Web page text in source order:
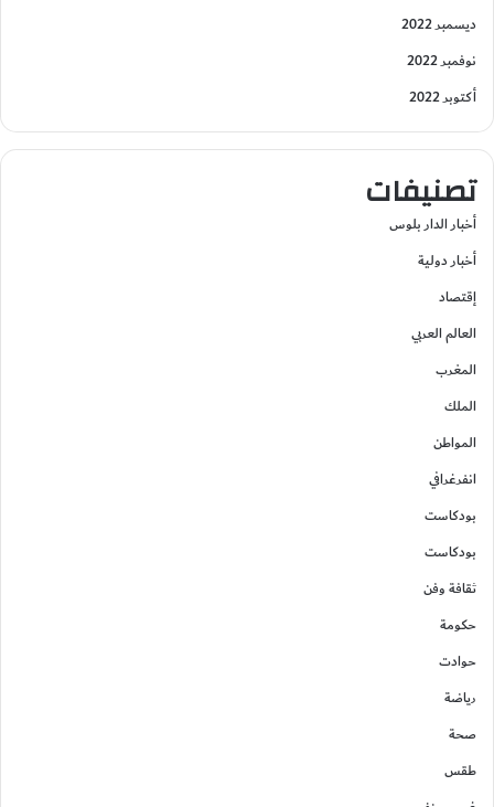
ديسمبر 2022
نوفمبر 2022
أكتوبر 2022
تصنيفات
أخبار الدار بلوس
أخبار دولية
إقتصاد
العالم العربي
المغرب
الملك
المواطن
انفرغرافي
بودكاست
بودكاست
ثقافة وفن
حكومة
حوادت
رياضة
صحة
طقس